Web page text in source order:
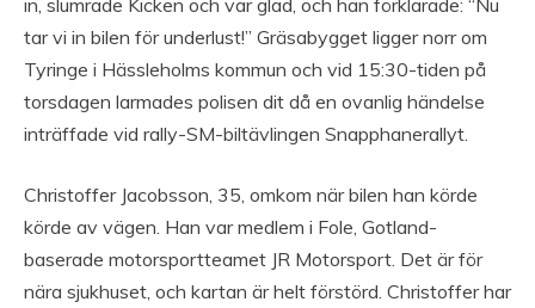
in, slumrade Kicken och var glad, och han förklarade: “Nu
tar vi in bilen för underlust!” Gräsabygget ligger norr om
Tyringe i Hässleholms kommun och vid 15:30-tiden på
torsdagen larmades polisen dit då en ovanlig händelse
inträffade vid rally-SM-biltävlingen Snapphanerallyt.
Christoffer Jacobsson, 35, omkom när bilen han körde
körde av vägen. Han var medlem i Fole, Gotland-
baserade motorsportteamet JR Motorsport. Det är för
nära sjukhuset, och kartan är helt förstörd. Christoffer har